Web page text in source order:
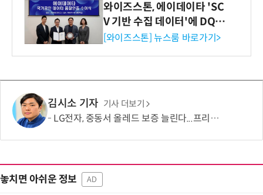
와이즈스톤, 에이데이타 'SC
V 기반 수집 데이터'에 DQ인
증 최고 등급 수여
[와이즈스톤] 뉴스룸 바로가기>
김시소 기자 기사 더보기
LG전자, 중동서 올레드 보증 늘린다...프리미엄 '자신감'
놓치면 아쉬운 정보 AD